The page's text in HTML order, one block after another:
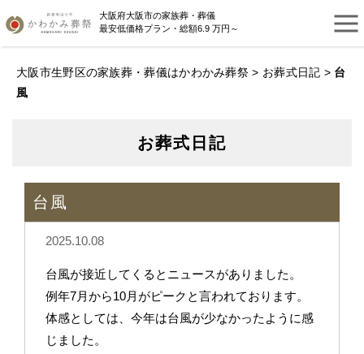
大阪府大阪市の家族葬・葬儀
最安低価格プラン・総額6.9 万円～
大阪市生野区の家族葬・葬儀はかわかみ葬祭 > お葬式日記 > 台
風
お葬式日記
台風
2025.10.08
台風が接近してくるとニュースがありました。
例年7月から10月がピークと言われております。
体感としては、今年は台風が少なかったように感
じました。